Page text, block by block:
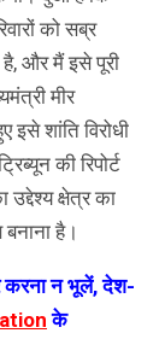
को सब्र
है, और मैं इसे पूरी
मीर
शांति विरोधी
की रिपोर्ट
क्षेत्र का
है।
न भूलें, देश-
के